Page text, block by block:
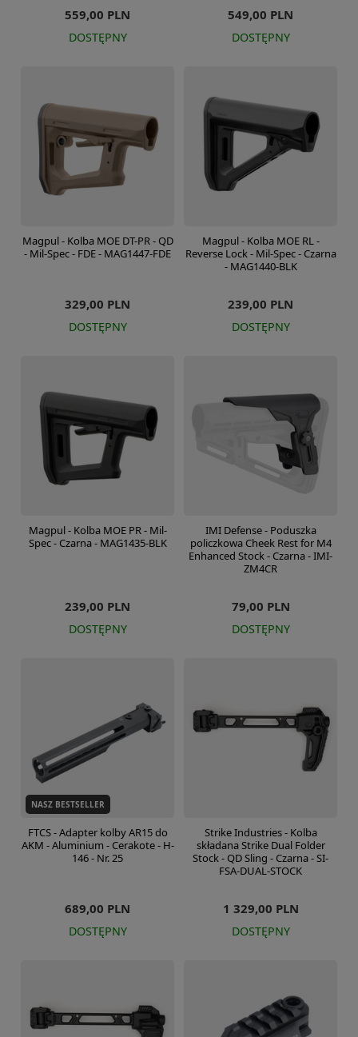
559,00 PLN
DOSTĘPNY
549,00 PLN
DOSTĘPNY
Magpul - Kolba MOE DT-PR - QD
- Mil-Spec - FDE - MAG1447-FDE
329,00 PLN
DOSTĘPNY
Magpul - Kolba MOE RL -
Reverse Lock - Mil-Spec - Czarna
- MAG1440-BLK
239,00 PLN
DOSTĘPNY
Magpul - Kolba MOE PR - Mil-
Spec - Czarna - MAG1435-BLK
239,00 PLN
DOSTĘPNY
IMI Defense - Poduszka
policzkowa Cheek Rest for M4
Enhanced Stock - Czarna - IMI-
ZM4CR
79,00 PLN
DOSTĘPNY
NASZ BESTSELLER
FTCS - Adapter kolby AR15 do
AKM - Aluminium - Cerakote - H-
146 - Nr. 25
689,00 PLN
DOSTĘPNY
Strike Industries - Kolba
składana Strike Dual Folder
Stock - QD Sling - Czarna - SI-
FSA-DUAL-STOCK
1 329,00 PLN
DOSTĘPNY